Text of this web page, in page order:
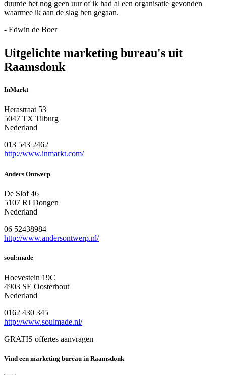
duurde het nog geen uur of ik had al een organisatie gevonden
waarmee ik aan de slag ben gegaan.
- Edwin de Boer
Uitgelichte marketing bureau's uit
Raamsdonk
InMarkt
Herastraat 53
5047 TX Tilburg
Nederland
013 543 2462
http://www.inmarkt.com/
Anders Ontwerp
De Slof 46
5107 RJ Dongen
Nederland
06 52438984
http://www.andersontwerp.nl/
soul:made
Hoevestein 19C
4903 SE Oosterhout
Nederland
0162 430 345
http://www.soulmade.nl/
GRATIS offertes aanvragen
Vind een marketing bureau in Raamsdonk